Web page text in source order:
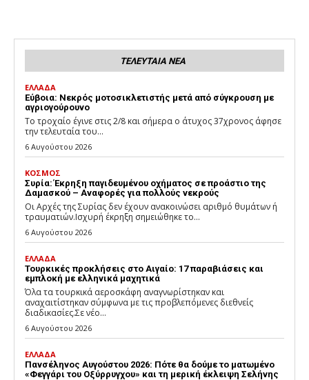
ΤΕΛΕΥΤΑΙΑ ΝΕΑ
ΕΛΛΑΔΑ
Εύβοια: Νεκρός μοτοσικλετιστής μετά από σύγκρουση με
αγριογούρουνο
Το τροχαίο έγινε στις 2/8 και σήμερα ο άτυχος 37χρονος άφησε
την τελευταία του...
6 Αυγούστου 2026
ΚΟΣΜΟΣ
Συρία: Έκρηξη παγιδευμένου οχήματος σε προάστιο της
Δαμασκού – Αναφορές για πολλούς νεκρούς
Οι Αρχές της Συρίας δεν έχουν ανακοινώσει αριθμό θυμάτων ή
τραυματιών.Ισχυρή έκρηξη σημειώθηκε το...
6 Αυγούστου 2026
ΕΛΛΑΔΑ
Τουρκικές προκλήσεις στο Αιγαίο: 17 παραβιάσεις και
εμπλοκή με ελληνικά μαχητικά
Όλα τα τουρκικά αεροσκάφη αναγνωρίστηκαν και
αναχαιτίστηκαν σύμφωνα με τις προβλεπόμενες διεθνείς
διαδικασίες.Σε νέο...
6 Αυγούστου 2026
ΕΛΛΑΔΑ
Πανσέληνος Αυγούστου 2026: Πότε θα δούμε το ματωμένο
«Φεγγάρι του Οξύρρυγχου» και τη μερική έκλειψη Σελήνης